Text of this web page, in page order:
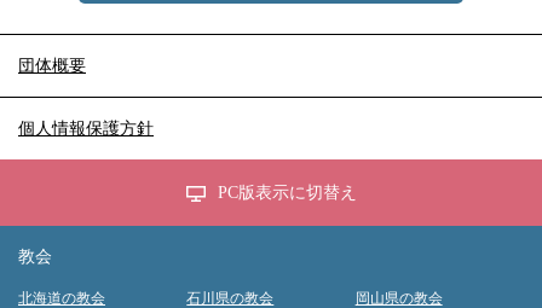
団体概要
個人情報保護方針
PC版表示に切替え
教会
北海道の教会 石川県の教会 岡山県の教会